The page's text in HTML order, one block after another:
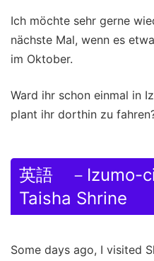
Ich möchte sehr gerne
nächste Mal, wenn es
im Oktober.
Ward ihr schon einmal in
plant ihr dorthin zu
英語 －Izumo-
Taisha Shrine
Some days ago, I visited